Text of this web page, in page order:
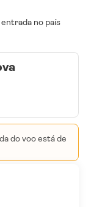
no país
do voo está de